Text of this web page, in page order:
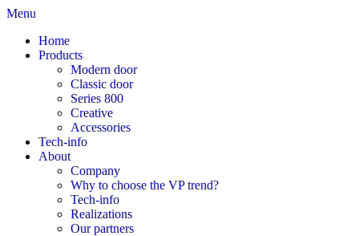
Menu
Home
Products
Modern door
Classic door
Series 800
Creative
Accessories
Tech-info
About
Company
Why to choose the VP trend?
Tech-info
Realizations
Our partners